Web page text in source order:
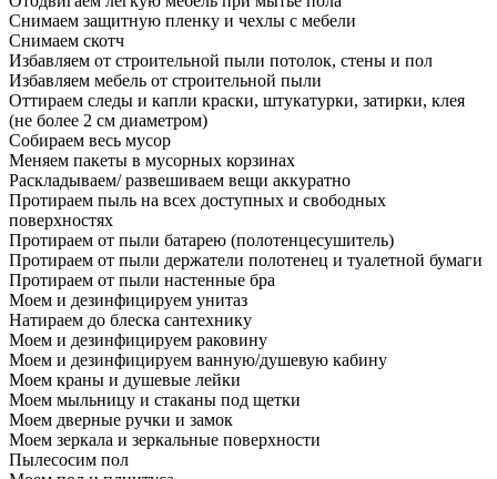
Снимаем защитную пленку и чехлы с мебели
Снимаем скотч
Избавляем от строительной пыли потолок, стены и пол
Избавляем мебель от строительной пыли
Оттираем следы и капли краски, штукатурки, затирки, клея
(не более 2 см диаметром)
Собираем весь мусор
Меняем пакеты в мусорных корзинах
Раскладываем/ развешиваем вещи аккуратно
Протираем пыль на всех доступных и свободных
поверхностях
Протираем от пыли батарею (полотенцесушитель)
Протираем от пыли держатели полотенец и туалетной бумаги
Протираем от пыли настенные бра
Моем и дезинфицируем унитаз
Натираем до блеска сантехнику
Моем и дезинфицируем раковину
Моем и дезинфицируем ванную/душевую кабину
Моем краны и душевые лейки
Моем мыльницу и стаканы под щетки
Моем дверные ручки и замок
Моем зеркала и зеркальные поверхности
Пылесосим пол